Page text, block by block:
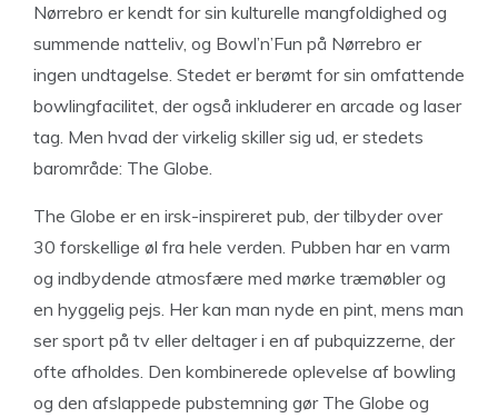
Nørrebro er kendt for sin kulturelle mangfoldighed og
summende natteliv, og Bowl’n’Fun på Nørrebro er
ingen undtagelse. Stedet er berømt for sin omfattende
bowlingfacilitet, der også inkluderer en arcade og laser
tag. Men hvad der virkelig skiller sig ud, er stedets
barområde: The Globe.
The Globe er en irsk-inspireret pub, der tilbyder over
30 forskellige øl fra hele verden. Pubben har en varm
og indbydende atmosfære med mørke træmøbler og
en hyggelig pejs. Her kan man nyde en pint, mens man
ser sport på tv eller deltager i en af pubquizzerne, der
ofte afholdes. Den kombinerede oplevelse af bowling
og den afslappede pubstemning gør The Globe og